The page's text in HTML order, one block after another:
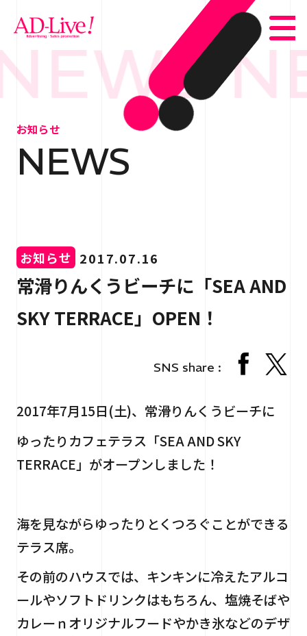
TOP
NEWS お知らせ
WORKS 事例紹介
RECRUIT 採用情報
お問い合わせ
お知らせ
NEWS
お知らせ 2017.07.16
常滑りんくうビーチに「SEA AND
SKY TERRACE」OPEN！
SNS share :
2017年7月15日(土)、常滑りんくうビーチに
ゆったりカフェテラス「SEA AND SKY
TERRACE」がオープンしました！
海を見ながらゆったりとくつろぐことができる
テラス席。
その前のハウスでは、キンキンに冷えたアルコ
ールやソフトドリンクはもちろん、塩焼そばや
カレーｎオリジナルフードやかき氷などのデザ